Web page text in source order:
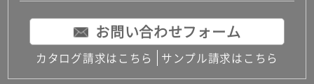
お問い合わせフォーム
カタログ請求はこちら サンプル請求はこちら